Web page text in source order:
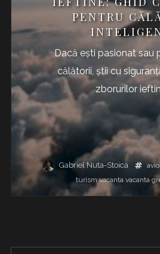
PENTRU
Dacă ești pasionat sau
călătorii, știi cu
zborurilor
Gabriel Nuta-Stoica
turism vacanta vacanta